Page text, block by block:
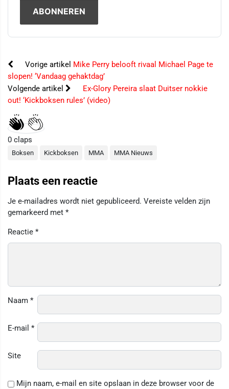
Vorige artikel Mike Perry belooft rivaal Michael Page te
slopen! ‘Vandaag gehaktdag’
Volgende artikel
Ex-Glory Pereira slaat Duitser nokkie
out! ‘Kickboksen rules’ (video)
0 claps
Boksen Kickboksen MMA MMA Nieuws
Plaats een reactie
Je e-mailadres wordt niet gepubliceerd. Vereiste velden zijn
gemarkeerd met *
Reactie *
Naam *
E-mail *
Site
Mijn naam, e-mail en site opslaan in deze browser voor de